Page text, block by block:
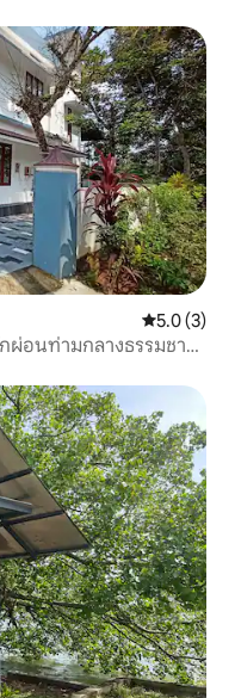
คะแนนเฉลี่
5.0 (3)
ผ่อนท่ามกลางธรรมชาติ